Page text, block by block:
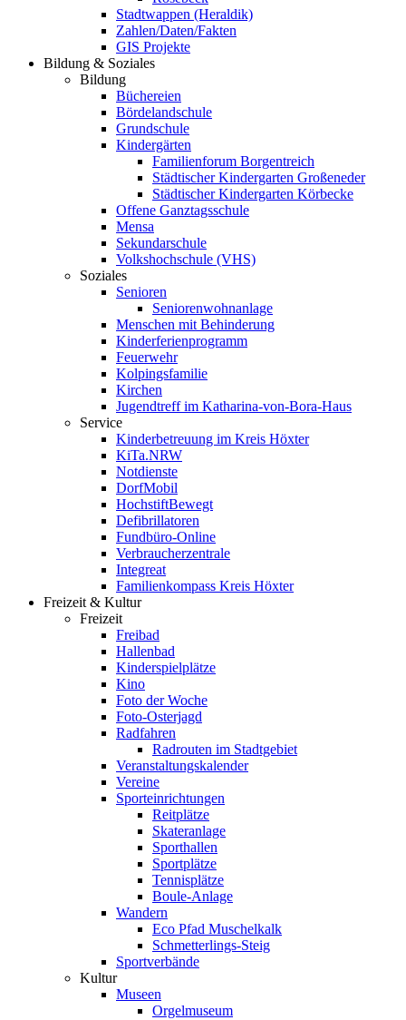
Stadtwappen (Heraldik)
Zahlen/Daten/Fakten
GIS Projekte
Bildung & Soziales
Bildung
Büchereien
Bördelandschule
Grundschule
Kindergärten
Familienforum Borgentreich
Städtischer Kindergarten Großeneder
Städtischer Kindergarten Körbecke
Offene Ganztagsschule
Mensa
Sekundarschule
Volkshochschule (VHS)
Soziales
Senioren
Seniorenwohnanlage
Menschen mit Behinderung
Kinderferienprogramm
Feuerwehr
Kolpingsfamilie
Kirchen
Jugendtreff im Katharina-von-Bora-Haus
Service
Kinderbetreuung im Kreis Höxter
KiTa.NRW
Notdienste
DorfMobil
HochstiftBewegt
Defibrillatoren
Fundbüro-Online
Verbraucherzentrale
Integreat
Familienkompass Kreis Höxter
Freizeit & Kultur
Freizeit
Freibad
Hallenbad
Kinderspielplätze
Kino
Foto der Woche
Foto-Osterjagd
Radfahren
Radrouten im Stadtgebiet
Veranstaltungskalender
Vereine
Sporteinrichtungen
Reitplätze
Skateranlage
Sporthallen
Sportplätze
Tennisplätze
Boule-Anlage
Wandern
Eco Pfad Muschelkalk
Schmetterlings-Steig
Sportverbände
Kultur
Museen
Orgelmuseum